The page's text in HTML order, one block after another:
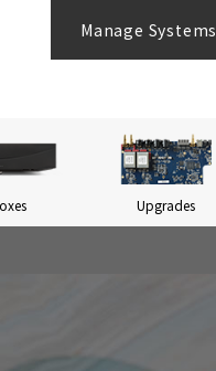
Manage Systems
Upgrades